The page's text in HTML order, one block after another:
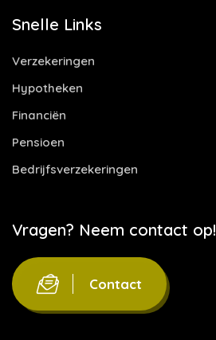
Snelle Links
Verzekeringen
Hypotheken
Financiën
Pensioen
Bedrijfsverzekeringen
Vragen? Neem contact op!
Contact